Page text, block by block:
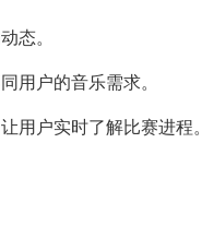
态。
用户的音乐需求。
用户实时了解比赛进程。